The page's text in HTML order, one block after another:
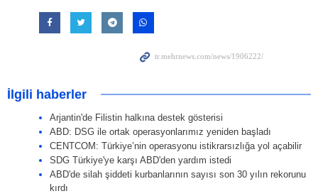
İlgili haberler
Arjantin'de Filistin halkına destek gösterisi
ABD: DSG ile ortak operasyonlarımız yeniden başladı
CENTCOM: Türkiye’nin operasyonu istikrarsızlığa yol açabilir
SDG Türkiye'ye karşı ABD'den yardım istedi
ABD'de silah şiddeti kurbanlarının sayısı son 30 yılın rekorunu
kırdı